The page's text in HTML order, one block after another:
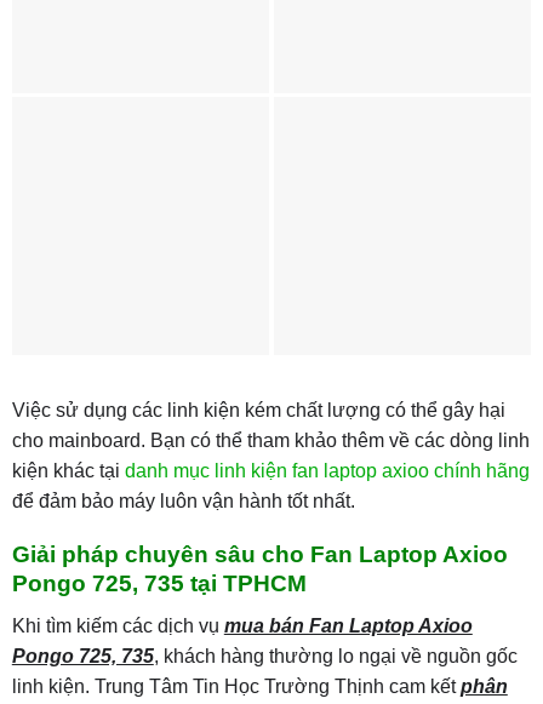
Việc sử dụng các linh kiện kém chất lượng có thể gây hại
cho mainboard. Bạn có thể tham khảo thêm về các dòng linh
kiện khác tại danh mục linh kiện fan laptop axioo chính hãng
để đảm bảo máy luôn vận hành tốt nhất.
Giải pháp chuyên sâu cho Fan Laptop Axioo
Pongo 725, 735 tại TPHCM
Khi tìm kiếm các dịch vụ mua bán Fan Laptop Axioo
Pongo 725, 735, khách hàng thường lo ngại về nguồn gốc
linh kiện. Trung Tâm Tin Học Trường Thịnh cam kếtphân